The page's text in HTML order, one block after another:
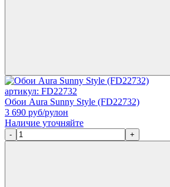
артикул: FD22732
Обои Aura Sunny Style (FD22732)
3 690 руб/рулон
Наличие уточняйте
- +